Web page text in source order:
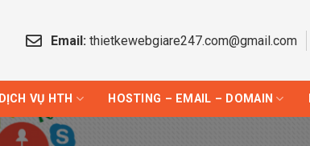
Email: thietkewebgiare247.com@gmail.com
DỊCH VỤ HTH HOSTING – EMAIL – DOMAIN